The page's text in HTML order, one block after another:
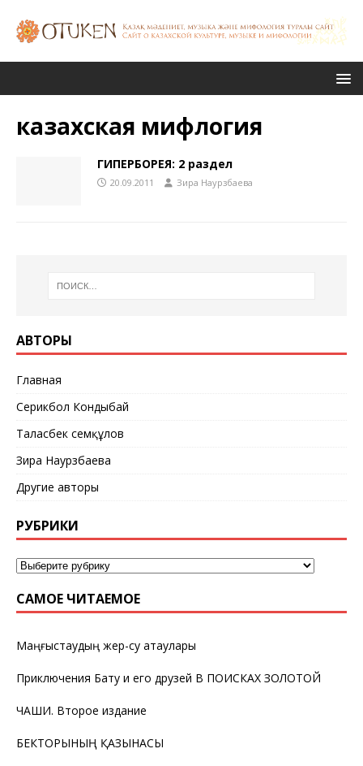
казахская мифлогия
ГИПЕРБОРЕЯ: 2 раздел
20.09.2011 Зира Наурзбаева
АВТОРЫ
Главная
Серикбол Кондыбай
Таласбек Әсемқұлов
Зира Наурзбаева
Другие авторы
РУБРИКИ
САМОЕ ЧИТАЕМОЕ
Маңғыстаудың жер-су атаулары
Приключения Бату и его друзей В ПОИСКАХ ЗОЛОТОЙ
ЧАШИ. Второе издание
БЕКТОРЫНЫҢ ҚАЗЫНАСЫ